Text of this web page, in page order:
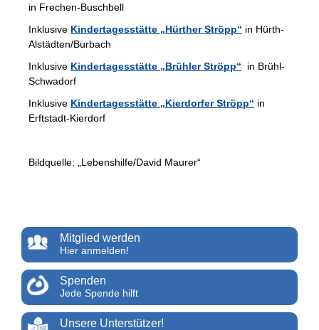
in Frechen-Buschbell
Inklusive Kindertagesstätte „Hürther Ströpp“ in Hürth-
Alstädten/Burbach
Inklusive Kindertagesstätte „Brühler Ströpp“ in Brühl-
Schwadorf
Inklusive Kindertagesstätte „Kierdorfer Ströpp“ in
Erftstadt-Kierdorf
Bildquelle: „Lebenshilfe/David Maurer“
Mitglied werden
Hier anmelden!
Spenden
Jede Spende hilft
Unsere Unterstützer!